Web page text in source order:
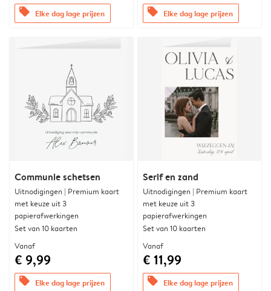
offers Elke dag lage prijzen offers Elke dag lage prijzen
Communie schetsen
Uitnodigingen | Premium kaart
met keuze uit 3
papierafwerkingen
Set van 10 kaarten
Vanaf
€ 9,99
offers Elke dag lage prijzen
Serif en zand
Uitnodigingen | Premium kaart
met keuze uit 3
papierafwerkingen
Set van 10 kaarten
Vanaf
€ 11,99
offers Elke dag lage prijzen